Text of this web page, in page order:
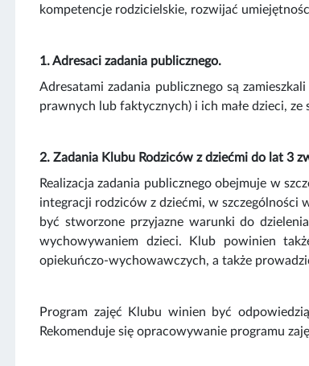
kompetencje rodzicielskie, rozwijać
1. Adresaci zadania publicznego.
Adresatami zadania publicznego są
prawnych lub faktycznych) i ich małe dzieci,
2. Zadania Klubu Rodziców z dziećmi do lat 3
Realizacja zadania publicznego obejmuje w
integracji rodziców z dziećmi, w szczególności
być stworzone przyjazne warunki do
wychowywaniem dzieci. Klub powinien
opiekuńczo-wychowawczych, a także
Program zajęć Klubu winien być
Rekomenduje się opracowywanie programu